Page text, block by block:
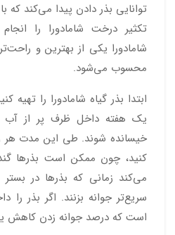
توانایی بذر دادن پیدا می‌کند که
تکثیر درخت شامادورا را
شامادورا یکی از بهترین و
محسوب می‌شود.
ابتدا بذر گیاه شامادورا را
یک هفته داخل ظرف پر از آب
خیسانده شوند. طی این مدت هر
کنید، چون ممکن است بذرها
می‌کند زمانی که بذرها در بستر
سریع‌تر جوانه بزنند. اگر بذر
است که درصد جوانه زدن کاهش